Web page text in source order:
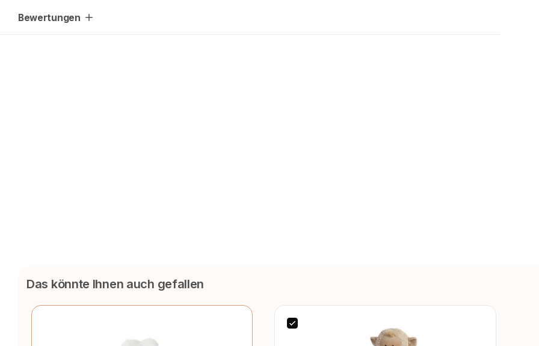
Bewertungen
Das könnte Ihnen auch gefallen